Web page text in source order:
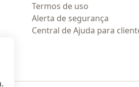
Termos de uso
Alerta de segurança
Central de Ajuda para